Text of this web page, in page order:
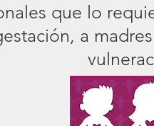
que lo
a